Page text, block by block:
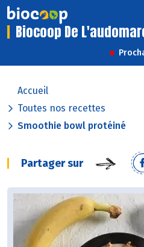
Biocoop De
Accueil
Toutes nos recettes
Smoothie bowl protéiné
Partager sur